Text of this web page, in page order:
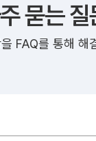
묻는 질
FAQ를 통해 해